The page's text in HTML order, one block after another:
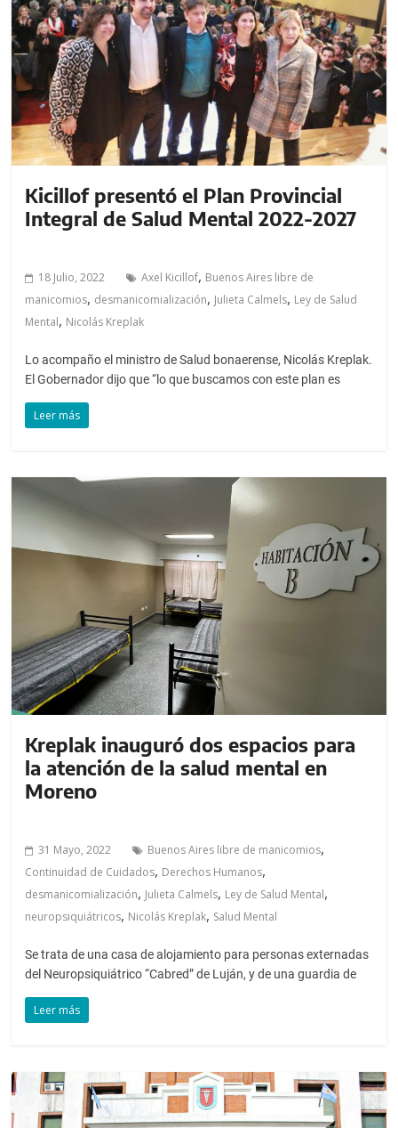
Kicillof presentó el Plan Provincial
Integral de Salud Mental 2022-2027
18 Julio, 2022 Axel Kicillof, Buenos Aires libre de
manicomios, desmanicomialización, Julieta Calmels, Ley de Salud
Mental, Nicolás Kreplak
Lo acompaño el ministro de Salud bonaerense, Nicolás Kreplak.
El Gobernador dijo que “lo que buscamos con este plan es
Leer más
Kreplak inauguró dos espacios para
la atención de la salud mental en
Moreno
31 Mayo, 2022 Buenos Aires libre de manicomios,
Continuidad de Cuidados, Derechos Humanos,
desmanicomialización, Julieta Calmels, Ley de Salud Mental,
neuropsiquiátricos, Nicolás Kreplak, Salud Mental
Se trata de una casa de alojamiento para personas externadas
del Neuropsiquiátrico “Cabred” de Luján, y de una guardia de
Leer más